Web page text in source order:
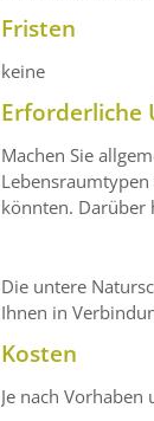
Fristen
keine
Erforderliche
Machen Sie
könnten. Darüber
Die untere
Ihnen in
Kosten
Je nach